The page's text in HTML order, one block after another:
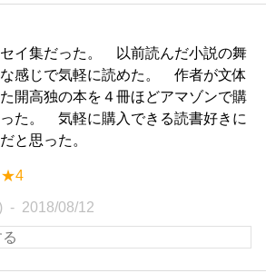
イ集だった。 以前読んだ小説の舞
感じで気軽に読めた。 作者が文体
開高独の本を４冊ほどアマゾンで購
った。 気軽に購入できる読書好きに
と思った。
★4
2018/08/12